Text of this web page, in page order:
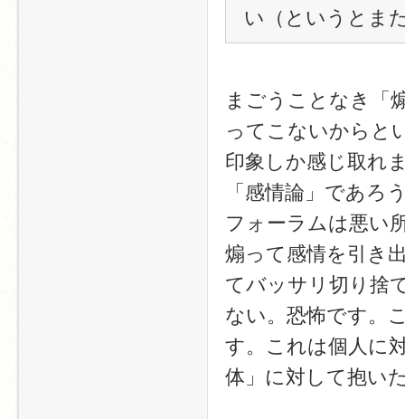
い（というとま
まごうことなき「
ってこないからと
印象しか感じ取れ
「感情論」であ
フォーラムは悪い
煽って感情を引き
てバッサリ切り捨
ない。恐怖です。
す。これは個人に
体」に対して抱い